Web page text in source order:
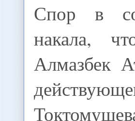
Спор в
накала,
Алмазбек